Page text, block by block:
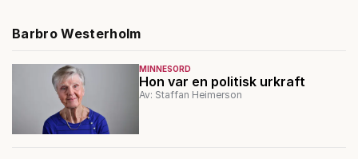
Barbro Westerholm
MINNESORD
Hon var en politisk urkraft
Av: Staffan Heimerson